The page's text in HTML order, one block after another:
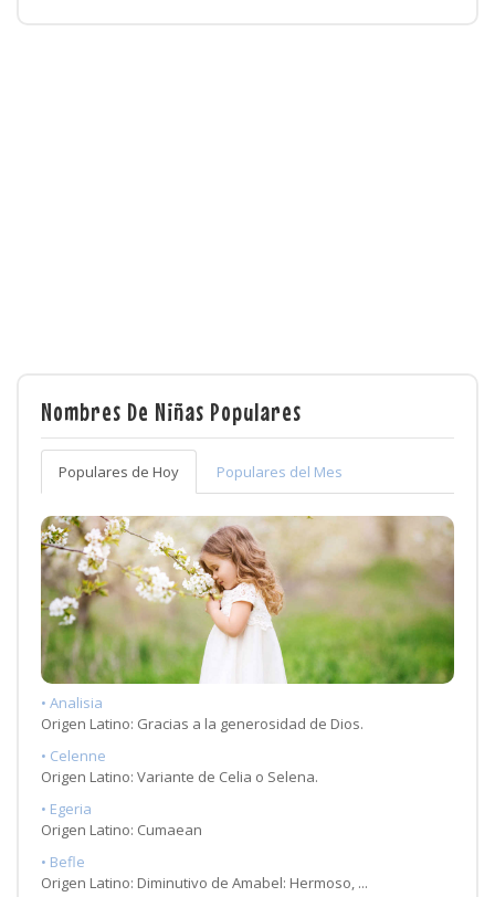
Nombres De Niñas Populares
Populares de Hoy Populares del Mes
• Analisia
Origen Latino: Gracias a la generosidad de Dios.
• Celenne
Origen Latino: Variante de Celia o Selena.
• Egeria
Origen Latino: Cumaean
• Befle
Origen Latino: Diminutivo de Amabel: Hermoso, ...